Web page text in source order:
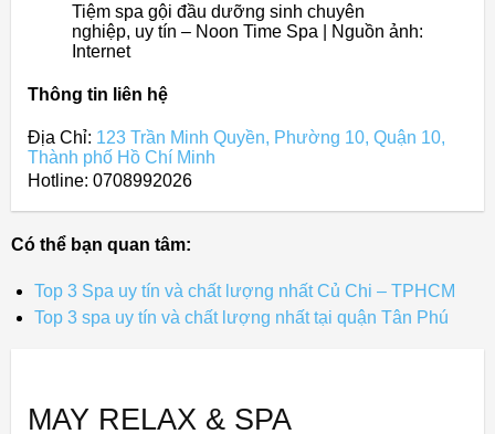
Tiệm spa gội đầu dưỡng sinh chuyên
nghiệp, uy tín – Noon Time Spa | Nguồn ảnh:
Internet
Thông tin liên hệ
Địa Chỉ: 123 Trần Minh Quyền, Phường 10, Quận 10,
Thành phố Hồ Chí Minh
Hotline: 0708992026
Có thể bạn quan tâm:
Top 3 Spa uy tín và chất lượng nhất Củ Chi – TPHCM
Top 3 spa uy tín và chất lượng nhất tại quận Tân Phú
MAY RELAX & SPA